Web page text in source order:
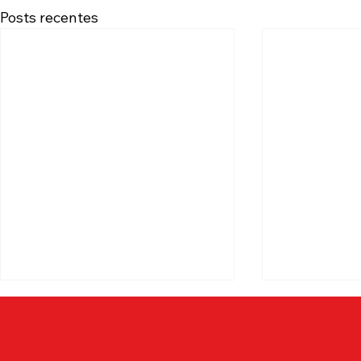
Posts recentes